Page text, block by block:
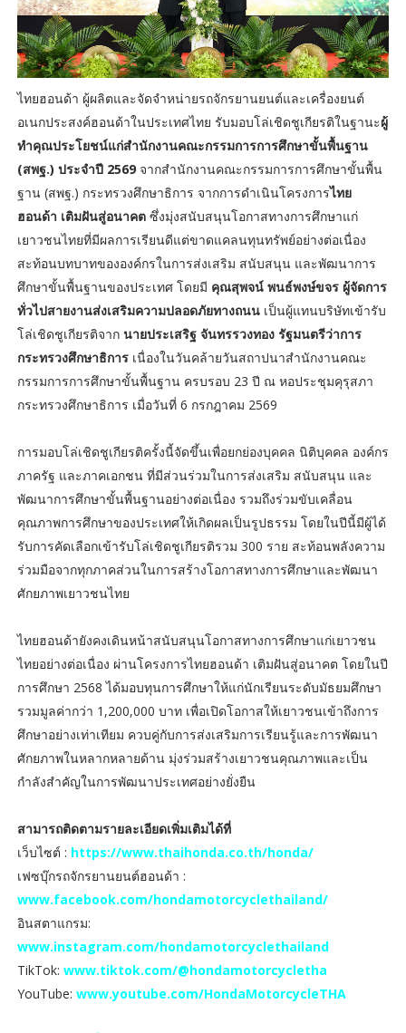
ไทยฮอนด้า ผู้ผลิตและจัดจำหน่ายรถจักรยานยนต์และเครื่องยนต์
อเนกประสงค์ฮอนด้าในประเทศไทย รับมอบโล่เชิดชูเกียรติในฐานะผู้
ทำคุณประโยชน์แก่สำนักงานคณะกรรมการการศึกษาขั้นพื้นฐาน
(สพฐ.) ประจำปี 2569 จากสำนักงานคณะกรรมการการศึกษาขั้นพื้น
ฐาน (สพฐ.) กระทรวงศึกษาธิการ จากการดำเนินโครงการไทย
ฮอนด้า เติมฝันสู่อนาคต ซึ่งมุ่งสนับสนุนโอกาสทางการศึกษาแก่
เยาวชนไทยที่มีผลการเรียนดีแต่ขาดแคลนทุนทรัพย์อย่างต่อเนื่อง
สะท้อนบทบาทขององค์กรในการส่งเสริม สนับสนุน และพัฒนาการ
ศึกษาขั้นพื้นฐานของประเทศ โดยมี คุณสุพจน์ พนธ์พงษ์ขจร ผู้จัดการ
ทั่วไปสายงานส่งเสริมความปลอดภัยทางถนน เป็นผู้แทนบริษัทเข้ารับ
โล่เชิดชูเกียรติจาก นายประเสริฐ จันทรรวงทอง รัฐมนตรีว่าการ
กระทรวงศึกษาธิการเนื่องในวันคล้ายวันสถาปนาสำนักงานคณะ
กรรมการการศึกษาขั้นพื้นฐาน ครบรอบ 23 ปี ณ หอประชุมคุรุสภา
กระทรวงศึกษาธิการ เมื่อวันที่ 6 กรกฎาคม 2569
การมอบโล่เชิดชูเกียรติครั้งนี้จัดขึ้นเพื่อยกย่องบุคคล นิติบุคคล องค์กร
ภาครัฐ และภาคเอกชน ที่มีส่วนร่วมในการส่งเสริม สนับสนุน และ
พัฒนาการศึกษาขั้นพื้นฐานอย่างต่อเนื่อง รวมถึงร่วมขับเคลื่อน
คุณภาพการศึกษาของประเทศให้เกิดผลเป็นรูปธรรม โดยในปีนี้มีผู้ได้
รับการคัดเลือกเข้ารับโล่เชิดชูเกียรติรวม 300 ราย สะท้อนพลังความ
ร่วมมือจากทุกภาคส่วนในการสร้างโอกาสทางการศึกษาและพัฒนา
ศักยภาพเยาวชนไทย
ไทยฮอนด้ายังคงเดินหน้าสนับสนุนโอกาสทางการศึกษาแก่เยาวชน
ไทยอย่างต่อเนื่อง ผ่านโครงการไทยฮอนด้า เติมฝันสู่อนาคต โดยในปี
การศึกษา 2568 ได้มอบทุนการศึกษาให้แก่นักเรียนระดับมัธยมศึกษา
รวมมูลค่ากว่า 1,200,000 บาท เพื่อเปิดโอกาสให้เยาวชนเข้าถึงการ
ศึกษาอย่างเท่าเทียม ควบคู่กับการส่งเสริมการเรียนรู้และการพัฒนา
ศักยภาพในหลากหลายด้าน มุ่งร่วมสร้างเยาวชนคุณภาพและเป็น
กำลังสำคัญในการพัฒนาประเทศอย่างยั่งยืน
สามารถติดตามรายละเอียดเพิ่มเติมได้ที่
เว็บไซต์ : https://www.thaihonda.co.th/honda/
เฟซบุ๊กรถจักรยานยนต์ฮอนด้า :
www.facebook.com/hondamotorcyclethailand/
อินสตาแกรม:
www.instagram.com/hondamotorcyclethailand
TikTok: www.tiktok.com/@hondamotorcycletha
YouTube: www.youtube.com/HondaMotorcycleTHA